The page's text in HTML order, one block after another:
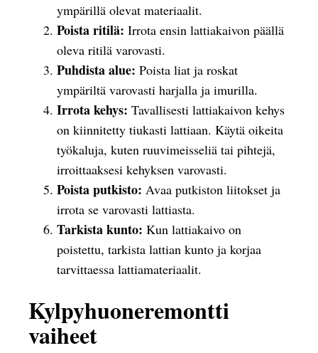
ympärillä olevat materiaalit.
Poista ritilä: Irrota ensin lattiakaivon päällä
oleva ritilä varovasti.
Puhdista alue: Poista liat ja roskat
ympäriltä varovasti harjalla ja imurilla.
Irrota kehys: Tavallisesti lattiakaivon kehys
on kiinnitetty tiukasti lattiaan. Käytä oikeita
työkaluja, kuten ruuvimeisseliä tai pihtejä,
irroittaaksesi kehyksen varovasti.
Poista putkisto: Avaa putkiston liitokset ja
irrota se varovasti lattiasta.
Tarkista kunto: Kun lattiakaivo on
poistettu, tarkista lattian kunto ja korjaa
tarvittaessa lattiamateriaalit.
Kylpyhuoneremontti
vaiheet